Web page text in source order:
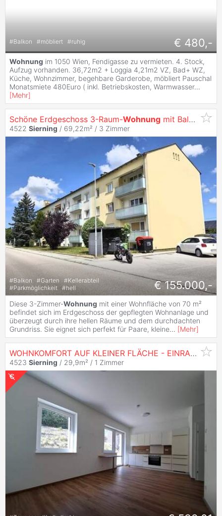
#Balkon #möbliert #ruhig € 480,-
Wohnung im 1050 Wien, Fendigasse zu vermieten. 4. Stock,
Aufzug vorhanden. 36,72m2 + Loggia 4,21m2 VZ, Bad+ WZ,
Küche, Wohnzimmer, begehbare Garderobe, möbliert Pauschal
Monatsmiete 480Euro ( inkl. Betriebskosten, Warmwasser...
[Mehr]
Schöne Erdgeschoss 3-Raum-Wohnung mit Balkon und PKW-Abstellplatz
4522 Sierning / 69,22m² / 3 Zimmer
#Balkon #Garten #Kellerabteil
#Parkmöglichkeit #hell € 155.000,-
Diese 3-Zimmer-Wohnung mit einer Wohnfläche von 70 m²
befindet sich im Erdgeschoss der gepflegten Wohnanlage und
überzeugt durch ihre hellen Räume und dem durchdachten
Grundriss. Sie eignet sich perfekt für Paare, kleine... [Mehr]
WOHNKOMFORT AUF KLEINER FLÄCHE - EINRAUMWOHNUNG MIT TERRASSE
4523 Sierning / 29,9m² / 1 Zimmer